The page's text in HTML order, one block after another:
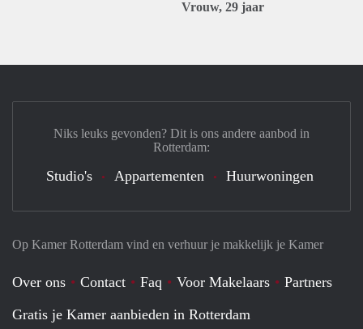
Vrouw, 29 jaar
Op Kamer Rotterdam vind en verhuur je makkelijk je Kamer
Over ons Contact Faq Voor Makelaars
Partners
Gratis je Kamer aanbieden in Rotterdam
Niks leuks gevonden? Dit is ons andere aanbod in
Rotterdam:
Studio's Appartementen Huurwoningen